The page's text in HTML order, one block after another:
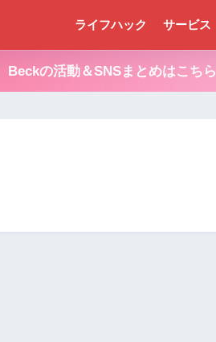
ライフハック サービス
Beckの活動＆SNSまとめはこちら